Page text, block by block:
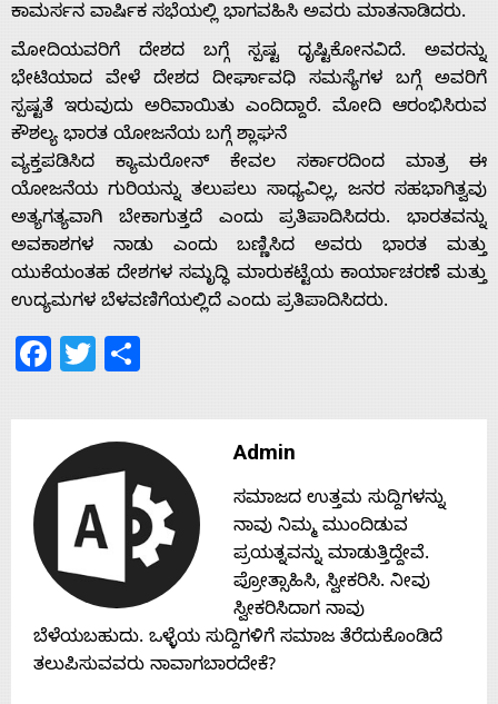
Home
About
Us
Advertise
With
Contact
Us
ಕಾಮರ್ಸನ ವಾರ್ಷಿಕ ಸಭೆಯಲ್ಲಿ ಭಾಗವಹಿಸಿ ಅವರು ಮಾತನಾಡಿದರು.
ಮೋದಿಯವರಿಗೆ ದೇಶದ ಬಗ್ಗೆ ಸ್ಪಷ್ಟ ದೃಷ್ಟಿಕೋನವಿದೆ. ಅವರನ್ನು
ಭೇಟಿಯಾದ ವೇಳೆ ದೇಶದ ದೀರ್ಘಾವಧಿ ಸಮಸ್ಯೆಗಳ ಬಗ್ಗೆ ಅವರಿಗೆ
ಸ್ಪಷ್ಟತೆ ಇರುವುದು ಅರಿವಾಯಿತು ಎಂದಿದ್ದಾರೆ. ಮೋದಿ ಆರಂಭಿಸಿರುವ
ಕೌಶಲ್ಯ ಭಾರತ ಯೋಜನೆಯ ಬಗ್ಗೆ ಶ್ಲಾಘನೆ
ವ್ಯಕ್ತಪಡಿಸಿದ ಕ್ಯಾಮರೋನ್ ಕೇವಲ ಸರ್ಕಾರದಿಂದ ಮಾತ್ರ ಈ
ಯೋಜನೆಯ ಗುರಿಯನ್ನು ತಲುಪಲು ಸಾಧ್ಯವಿಲ್ಲ, ಜನರ ಸಹಭಾಗಿತ್ವವು
ಅತ್ಯಗತ್ಯವಾಗಿ ಬೇಕಾಗುತ್ತದೆ ಎಂದು ಪ್ರತಿಪಾದಿಸಿದರು. ಭಾರತವನ್ನು
ಅವಕಾಶಗಳ ನಾಡು ಎಂದು ಬಣ್ಣಿಸಿದ ಅವರು ಭಾರತ ಮತ್ತು
ಯುಕೆಯಂತಹ ದೇಶಗಳ ಸಮೃದ್ಧಿ ಮಾರುಕಟ್ಟೆಯ ಕಾರ್ಯಾಚರಣೆ ಮತ್ತು
ಉದ್ಯಮಗಳ ಬೆಳವಣಿಗೆಯಲ್ಲಿದೆ ಎಂದು ಪ್ರತಿಪಾದಿಸಿದರು.
Facebook
Twitter
Admin
ಸಮಾಜದ ಉತ್ತಮ ಸುದ್ದಿಗಳನ್ನು
ನಾವು ನಿಮ್ಮ ಮುಂದಿಡುವ
ಪ್ರಯತ್ನವನ್ನು ಮಾಡುತ್ತಿದ್ದೇವೆ.
ಪ್ರೋತ್ಸಾಹಿಸಿ, ಸ್ವೀಕರಿಸಿ. ನೀವು
ಸ್ವೀಕರಿಸಿದಾಗ ನಾವು
ಬೆಳೆಯಬಹುದು. ಒಳ್ಳೆಯ ಸುದ್ದಿಗಳಿಗೆ ಸಮಾಜ ತೆರೆದುಕೊಂಡಿದೆ
ತಲುಪಿಸುವವರು ನಾವಾಗಬಾರದೇಕೆ?